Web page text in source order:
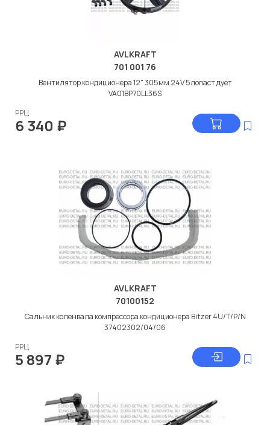
AVLKRAFT
701 001 76
Вентилятор кондиционера 12" 305мм 24V 5лопаст дует
VA01BP70LL36S
РРЦ
6 340 ₽
AVLKRAFT
70100152
Сальник коленвала компрессора кондиционера Bitzer 4U/T/P/N
37402302/04/06
РРЦ
5 897 ₽